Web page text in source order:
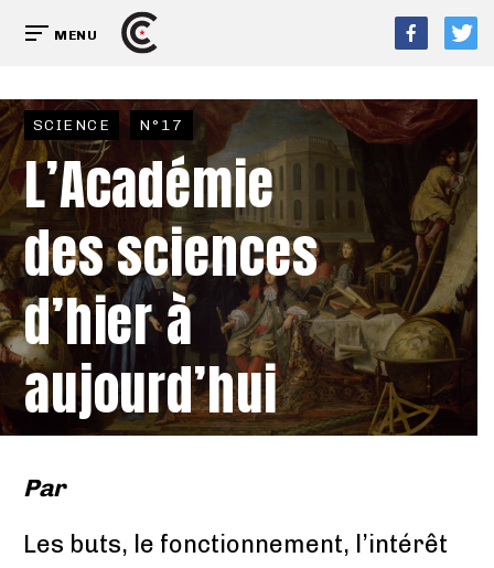
MENU
SCIENCE N°17
L’Académie
des sciences
d’hier à
aujourd’hui
Par
Les buts, le fonctionnement, l’intérêt